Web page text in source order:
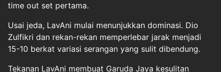
time out set pertama.
Usai jeda, LavAni mulai menunjukkan dominasi. Dio
Zulfikri dan rekan-rekan memperlebar jarak menjadi
15-10 berkat variasi serangan yang sulit dibendung.
Tekanan LavAni membuat Garuda Jaya kesulitan